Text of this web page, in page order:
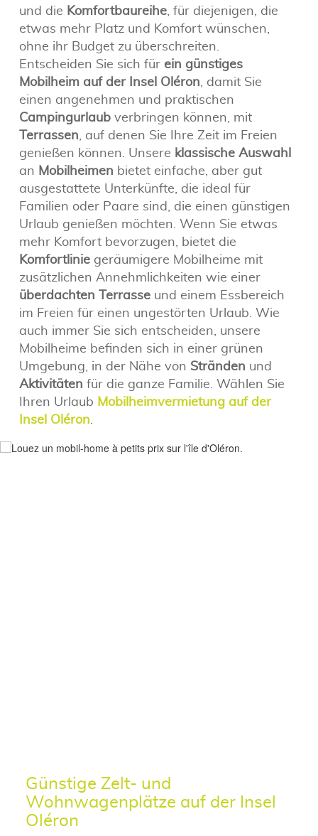
und die Komfortbaureihe, für diejenigen, die
etwas mehr Platz und Komfort wünschen,
ohne ihr Budget zu überschreiten.
Entscheiden Sie sich für ein günstiges
Mobilheim auf der Insel Oléron, damit Sie
einen angenehmen und praktischen
Campingurlaubverbringen können, mit
Terrassen, auf denen Sie Ihre Zeit im Freien
genießen können. Unsere klassische Auswahl
an Mobilheimen bietet einfache, aber gut
ausgestattete Unterkünfte, die ideal für
Familien oder Paare sind, die einen günstigen
Urlaub genießen möchten. Wenn Sie etwas
mehr Komfort bevorzugen, bietet die
Komfortliniegeräumigere Mobilheime mit
zusätzlichen Annehmlichkeiten wie einer
überdachten Terrasseund einem Essbereich
im Freien für einen ungestörten Urlaub. Wie
auch immer Sie sich entscheiden, unsere
Mobilheime befinden sich in einer grünen
Umgebung, in der Nähe von Stränden und
Aktivitäten für die ganze Familie. Wählen Sie
Ihren Urlaub Mobilheimvermietung auf der
Insel Oléron.
Günstige Zelt- und
Wohnwagenplätze auf der Insel
Oléron